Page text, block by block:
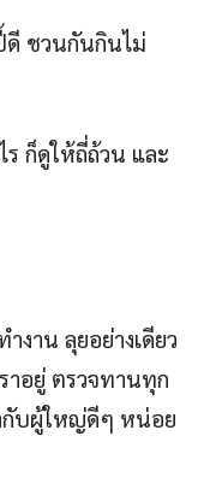
ดี ชวนกันกินไม่
ก็ดูให้ถี่ถ้วน และ
งาน ลุยอย่างเดียว
าอยู่ ตรวจทานทุก
กับผู้ใหญ่ดีๆ หน่อย